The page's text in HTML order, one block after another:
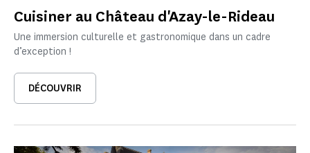
Cuisiner au Château d'Azay-le-Rideau
Une immersion culturelle et gastronomique dans un cadre
d’exception !
DÉCOUVRIR